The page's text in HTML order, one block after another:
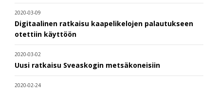
2020-03-09
Digitaalinen ratkaisu kaapelikelojen palautukseen
otettiin käyttöön
2020-03-02
Uusi ratkaisu Sveaskogin metsäkoneisiin
2020-02-24